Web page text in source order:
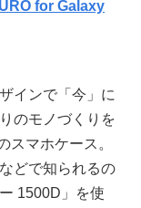
for Galaxy
インで「今」に
のモノづくりを
スマホケース。
どで知られるの
1500D」を使